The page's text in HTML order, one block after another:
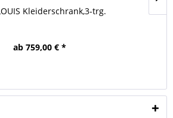
Kleiderschrank,3-trg.
ab 759,00 € *